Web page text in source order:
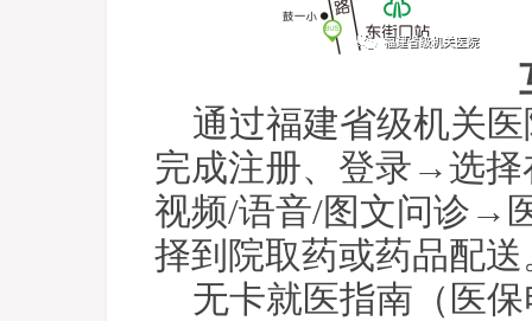
通过福建省级机关
完成注册、登录→选
视频/语音/图文问诊→
择到院取药或药品配送
无卡就医指南（医